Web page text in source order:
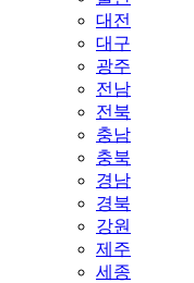
대전
대구
광주
전남
전북
충남
충북
경남
경북
강원
제주
세종